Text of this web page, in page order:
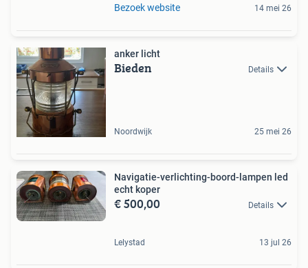
Bezoek website 14 mei 26
anker licht
Bieden Details
Noordwijk 25 mei 26
Navigatie-verlichting-boord-lampen led
echt koper
€ 500,00 Details
Lelystad 13 jul 26